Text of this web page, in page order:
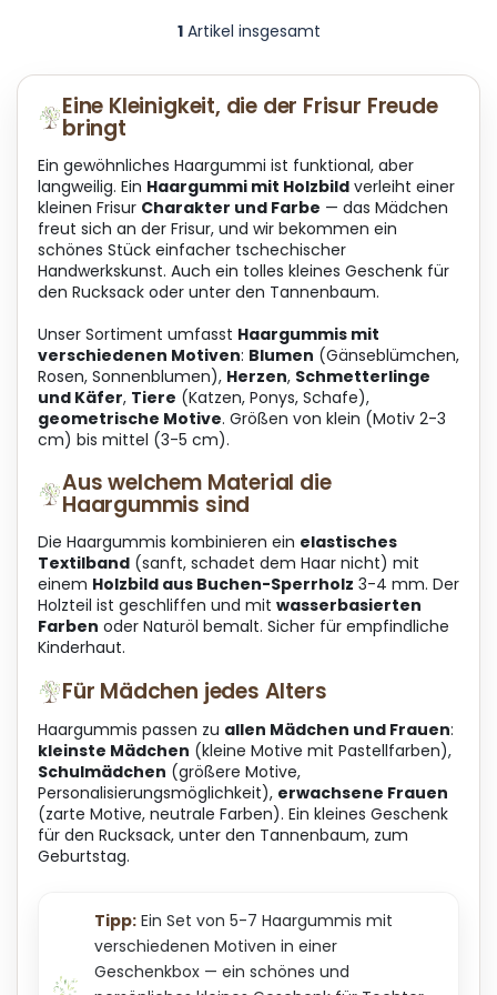
S
e
u
e
l
e
m
e
n
t
d
e
r
L
i
e
1Artikel insgesamt
Eine Kleinigkeit, die der Frisur Freude
bringt
Ein gewöhnliches Haargummi ist funktional, aber
langweilig. Ein Haargummi mit Holzbild verleiht einer
kleinen Frisur Charakter und Farbe — das Mädchen
freut sich an der Frisur, und wir bekommen ein
schönes Stück einfacher tschechischer
Handwerkskunst. Auch ein tolles kleines Geschenk für
den Rucksack oder unter den Tannenbaum.
Unser Sortiment umfasst Haargummis mit
verschiedenen Motiven: Blumen (Gänseblümchen,
Rosen, Sonnenblumen), Herzen, Schmetterlinge
und Käfer, Tiere (Katzen, Ponys, Schafe),
geometrische Motive. Größen von klein (Motiv 2-3
cm) bis mittel (3-5 cm).
Aus welchem Material die
Haargummis sind
Die Haargummis kombinieren ein elastisches
Textilband (sanft, schadet dem Haar nicht) mit
einem Holzbild aus Buchen-Sperrholz 3-4 mm. Der
Holzteil ist geschliffen und mit wasserbasierten
Farben oder Naturöl bemalt. Sicher für empfindliche
Kinderhaut.
Für Mädchen jedes Alters
Haargummis passen zu allen Mädchen und Frauen:
kleinste Mädchen (kleine Motive mit Pastellfarben),
Schulmädchen (größere Motive,
Personalisierungsmöglichkeit), erwachsene Frauen
(zarte Motive, neutrale Farben). Ein kleines Geschenk
für den Rucksack, unter den Tannenbaum, zum
Geburtstag.
Tipp: Ein Set von 5-7 Haargummis mit
verschiedenen Motiven in einer
Geschenkbox — ein schönes und